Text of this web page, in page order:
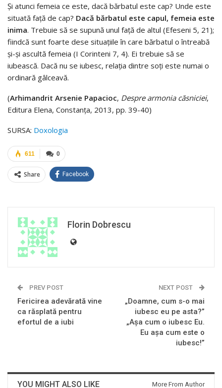
Şi atunci femeia ce este, dacă bărbatul este cap? Unde este
situată faţă de cap? Dacă bărbatul este capul, femeia este
inima. Trebuie să se supună unul faţă de altul (Efeseni 5, 21);
fiindcă sunt foarte dese situaţiile în care bărbatul o întreabă
şi-şi ascultă femeia (I Corinteni 7, 4). Ei trebuie să se
iubească. Dacă nu se iubesc, relaţia dintre soţi este numai o
ordinară gâlceavă.
(Arhimandrit Arsenie Papacioc, Despre armonia căsniciei,
Editura Elena, Constanța, 2013, pp. 39-40)
SURSA: Doxologia
0
611
Share Facebook
Florin Dobrescu
PREV POST
Fericirea adevărată vine
ca răsplată pentru
efortul de a iubi
NEXT POST
„Doamne, cum s-o mai
iubesc eu pe asta?”
„Aşa cum o iubesc Eu.
Eu aşa cum este o
iubesc!”
YOU MIGHT ALSO LIKE More From Author